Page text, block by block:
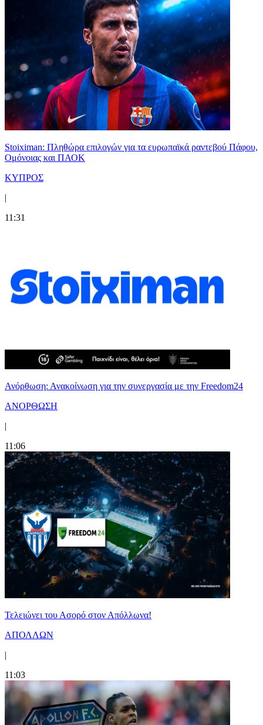
Stoiximan: Πληθώρα επιλογών για τα ευρωπαϊκά ραντεβού Πάφου,
Ομόνοιας και ΠΑΟΚ
ΚΥΠΡΟΣ
|
11:31
Ανόρθωση: Ανακοίνωση για την συνεργασία με την Freedom24
ΑΝΟΡΘΩΣΗ
|
11:06
Τελειώνει του Ασορό στον Απόλλωνα!
ΑΠΟΛΛΩΝ
|
11:03